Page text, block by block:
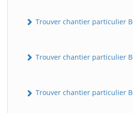
Trouver chantier particulier
Trouver chantier particulier
Trouver chantier particulier